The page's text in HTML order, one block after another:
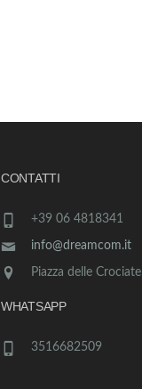
CONTATTI
+39 06 4818341
info@dreamcom.it
Piazza delle
WHATSAPP
3516682509